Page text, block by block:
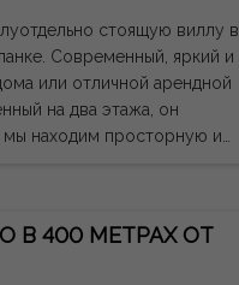
юридической силы, и может
стоящую виллу в
Современный, яркий и
или отличной арендной
находим просторную и
климатом круглый год.
что создаёт
В 400 МЕТРАХ ОТ